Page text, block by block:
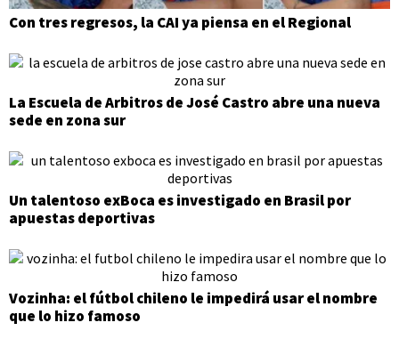
Con tres regresos, la CAI ya piensa en el Regional
La Escuela de Arbitros de José Castro abre una nueva
sede en zona sur
Un talentoso exBoca es investigado en Brasil por
apuestas deportivas
Vozinha: el fútbol chileno le impedirá usar el nombre
que lo hizo famoso